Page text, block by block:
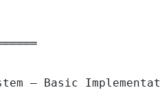
— Basic